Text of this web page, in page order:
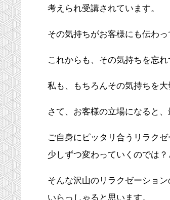
考えられ受講されています。
その気持ちがお客様にも伝わっ
これからも、その気持ちを忘
私も、もちろんその気持ちを大
さて、お客様の立場になると
ご自身にピッタリ合うリラク
少しずつ変わっていくのでは？
そんな沢山のリラクゼーショ
いらっしゃると思います。